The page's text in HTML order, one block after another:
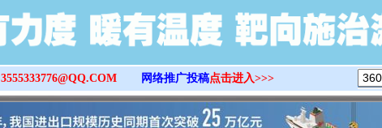
3555333776@QQ.COM 网络推广投稿点击进入>>>